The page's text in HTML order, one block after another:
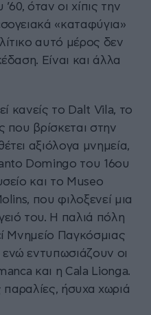
όταν οι χίπις την
«καταφύγια»
αυτό μέρος δεν
Είναι και άλλα
κανείς το Dalt Vila, το
που βρίσκεται στην
αξιόλογα μνημεία,
Domingo του 16ου
και το Museo
που φιλοξενεί μια
του. Η παλιά πόλη
Μνημείο Παγκόσμιας
εντυπωσιάζουν οι
και η Cala Lionga.
παραλίες, ήσυχα χωριά